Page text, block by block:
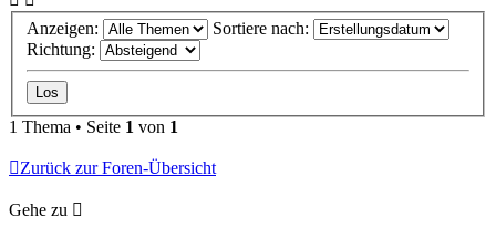
Anzeigen:
Sortiere nach:
Richtung:
1 Thema • Seite 1 von 1
Zurück zur Foren-Übersicht
Gehe zu